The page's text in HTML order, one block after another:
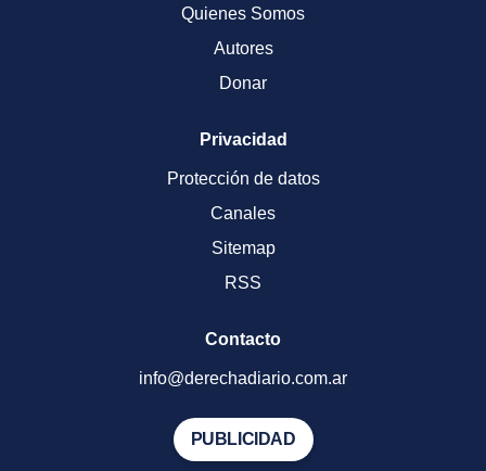
Quienes Somos
Autores
Donar
Privacidad
Protección de datos
Canales
Sitemap
RSS
Contacto
info@derechadiario.com.ar
PUBLICIDAD